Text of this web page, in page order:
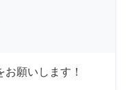
願いします！